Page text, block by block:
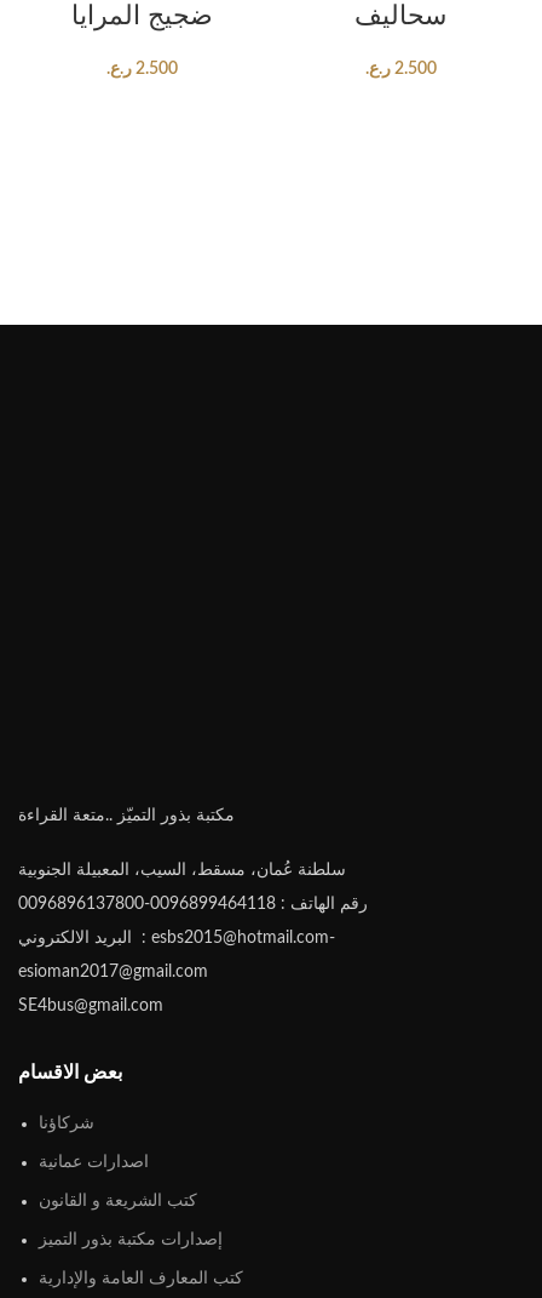
ضجيج المرايا
2.500 ر.ع.
سحاليف
2.500 ر.ع.
مكتبة بذور التميّز ..متعة القراءة
سلطنة عُمان، مسقط، السيب، المعبيلة الجنوبية
رقم الهاتف : 0096899464118-0096896137800
البريد الالكتروني : esbs2015@hotmail.com-
esioman2017@gmail.com
SE4bus@gmail.com
بعض الاقسام
شركاؤنا
اصدارات عمانية
كتب الشريعة و القانون
إصدارات مكتبة بذور التميز
كتب المعارف العامة والإدارية